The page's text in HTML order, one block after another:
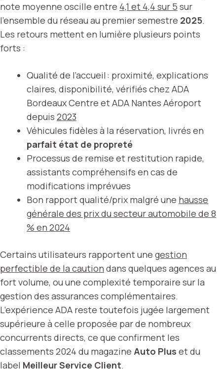
note moyenne oscille entre 4,1 et 4,4 sur 5 sur
l’ensemble du réseau au premier semestre 2025.
Les retours mettent en lumière plusieurs points
forts :
Qualité de l’accueil : proximité, explications
claires, disponibilité, vérifiés chez ADA
Bordeaux Centre et ADA Nantes Aéroport
depuis 2023
Véhicules fidèles à la réservation, livrés en
parfait état de propreté
Processus de remise et restitution rapide,
assistants compréhensifs en cas de
modifications imprévues
Bon rapport qualité/prix malgré une hausse
générale des prix du secteurautomobile de 8
% en 2024
Certains utilisateurs rapportent une gestion
perfectible de la caution dans quelques agences au
fort volume, ou une complexité temporaire sur la
gestion des assurances complémentaires.
L’expérience ADA reste toutefois jugée largement
supérieure à celle proposée par de nombreux
concurrents directs, ce que confirment les
classements 2024 du magazine Auto Plus et du
label Meilleur Service Client.